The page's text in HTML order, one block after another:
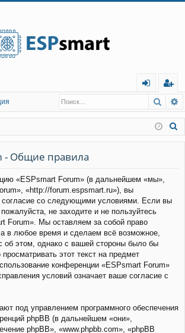
д
г
ис
тр
ия
- Общие правила
«ESPsmart Forum» (в дальнейшем «мы»,
«http://forum.espsmart.ru»), вы
согласие со следующими условиями. Если вы
не заходите и не пользуйтесь
Forum». Мы оставляем за собой право
в любое время и сделаем всё возможное,
об этом, однако с вашей стороны было бы
этот текст на предмет
конференции «ESPsmart Forum»
условий означает ваше согласие с
под управлением программного обеспечения
phpBB (в дальнейшем «они»,
phpBB», «www.phpbb.com», «phpBB